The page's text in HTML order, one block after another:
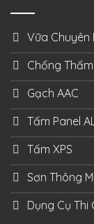
Vữa Chuyên
Chống Thấm
Gạch AAC
Tấm Panel
Tấm XPS
Sơn Thông
Dụng Cụ Thi